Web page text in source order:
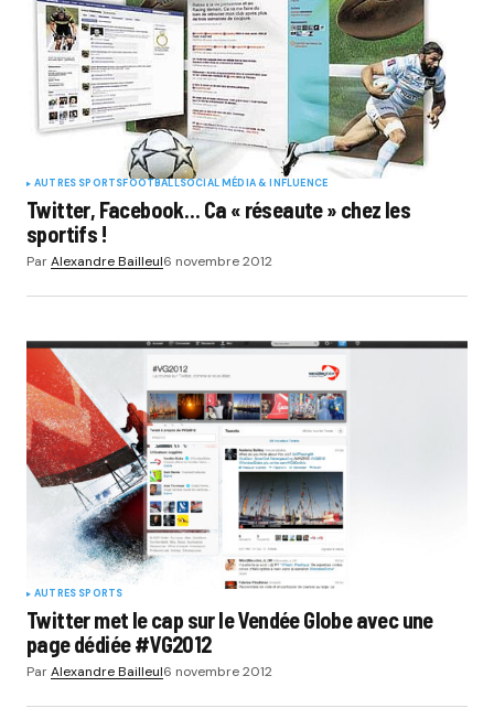
AUTRES SPORTSFOOTBALLSOCIAL MÉDIA & INFLUENCE
Twitter, Facebook… Ca « réseaute » chez les
sportifs !
ParAlexandre Bailleul6 novembre 2012
AUTRES SPORTS
Twitter met le cap sur le Vendée Globe avec une
page dédiée #VG2012
ParAlexandre Bailleul6 novembre 2012